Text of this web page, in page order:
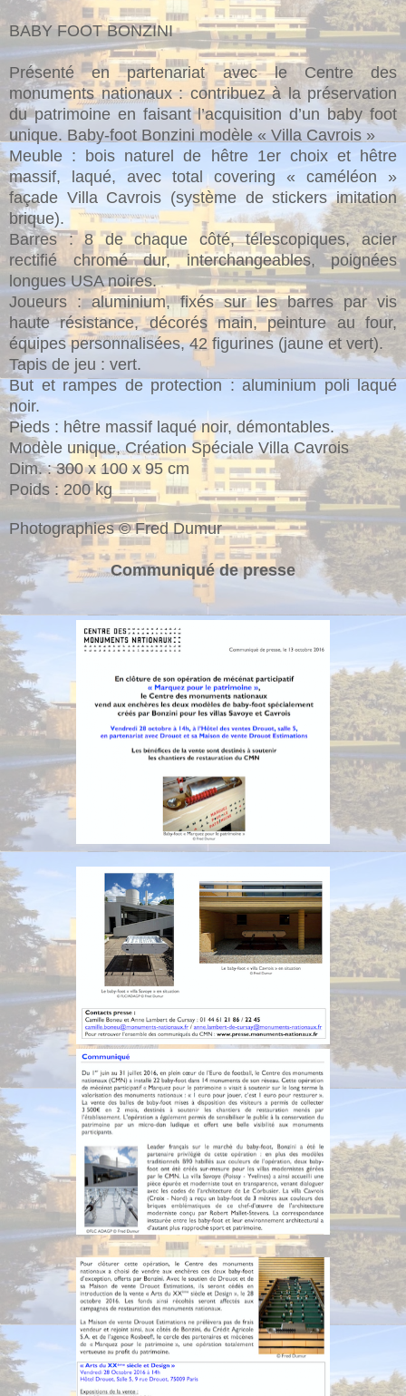
BABY FOOT BONZINI
Présenté en partenariat avec le Centre des
monuments nationaux : contribuez à la préservation
du patrimoine en faisant l’acquisition d’un baby foot
unique. Baby-foot Bonzini modèle « Villa Cavrois »
Meuble : bois naturel de hêtre 1er choix et hêtre
massif, laqué, avec total covering « caméléon »
façade Villa Cavrois (système de stickers imitation
brique).
Barres : 8 de chaque côté, télescopiques, acier
rectifié chromé dur, interchangeables, poignées
longues USA noires.
Joueurs : aluminium, fixés sur les barres par vis
haute résistance, décorés main, peinture au four,
équipes personnalisées, 42 figurines (jaune et vert).
Tapis de jeu : vert.
But et rampes de protection : aluminium poli laqué
noir.
Pieds : hêtre massif laqué noir, démontables.
Modèle unique, Création Spéciale Villa Cavrois
Dim. : 300 x 100 x 95 cm
Poids : 200 kg
Photographies © Fred Dumur
Communiqué de presse